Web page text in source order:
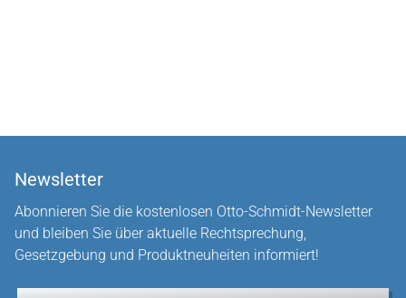
Newsletter
Abonnieren Sie die kostenlosen Otto-Schmidt-Newsletter
und bleiben Sie über aktuelle Rechtsprechung,
Gesetzgebung und Produktneuheiten informiert!